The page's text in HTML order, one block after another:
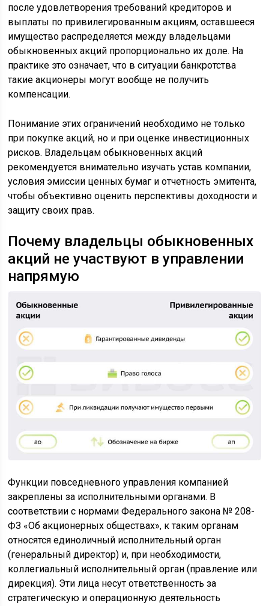
после удовлетворения требований кредиторов и
выплаты по привилегированным акциям, оставшееся
имущество распределяется между владельцами
обыкновенных акций пропорционально их доле. На
практике это означает, что в ситуации банкротства
такие акционеры могут вообще не получить
компенсации.
Понимание этих ограничений необходимо не только
при покупке акций, но и при оценке инвестиционных
рисков. Владельцам обыкновенных акций
рекомендуется внимательно изучать устав компании,
условия эмиссии ценных бумаг и отчетность эмитента,
чтобы объективно оценить перспективы доходности и
защиту своих прав.
Почему владельцы обыкновенных
акций не участвуют в управлении
напрямую
Функции повседневного управления компанией
закреплены за исполнительными органами. В
соответствии с нормами Федерального закона № 208-
ФЗ «Об акционерных обществах», к таким органам
относятся единоличный исполнительный орган
(генеральный директор) и, при необходимости,
коллегиальный исполнительный орган (правление или
дирекция). Эти лица несут ответственность за
стратегическую и операционную деятельность